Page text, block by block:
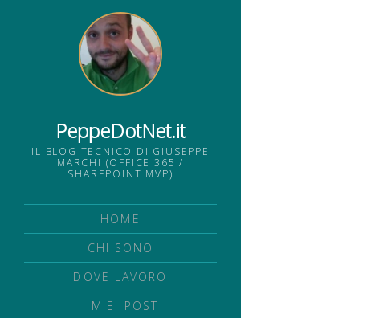
PeppeDotNet.it
IL BLOG TECNICO DI GIUSEPPE
MARCHI (OFFICE 365 /
SHAREPOINT MVP)
HOME
CHI SONO
DOVE LAVORO
I MIEI POST